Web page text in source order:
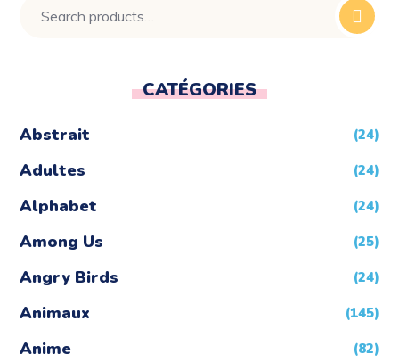
CATÉGORIES
Abstrait (24)
Adultes (24)
Alphabet (24)
Among Us (25)
Angry Birds (24)
Animaux (145)
Anime (82)